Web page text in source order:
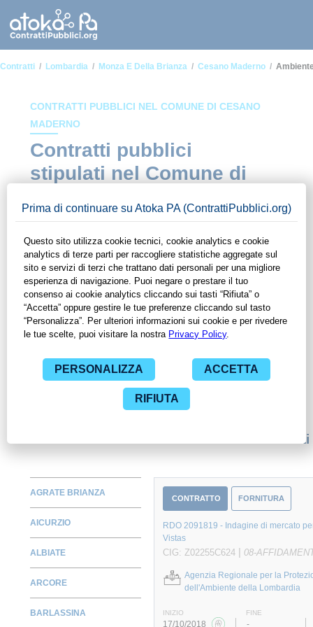
Contratti Lombardia Monza E Della Brianza Cesano Maderno
CONTRATTI PUBBLICI NEL COMUNE DI CESANO
MADERNO
Contratti pubblici
stipulati nel Comune di
ambito Ambiente e
territorio
In questa sezione del sito di ContrattiPubblici.org potrai avere
ad alcuni dei contratti presenti nella piattaforma stipulati
all'interno del Comune di Cesano Maderno in ambito
Ambiente e territorio. Grazie alle funzionalità di
ContrattiPubblici.org potrai monitorare la scadenza dei
contratti pubblici di tuo interesse e programmare la tua attività
commerciale con le Pubbliche Amministrazioni con largo
giorni di prova gratuiti per avere l'opportunità di conoscere e
consultare tutti i dati inerenti ai contratti stipulati da una
specifica PA, compresi gli affidamenti diretti.
Monitora alcuni
AGRATE BRIANZA
AICURZIO
ALBIATE
ARCORE
BARLASSINA
CONTRATTO FORNITURA
RDO 2091819 - Indagine di mercato
Vistas
CIG: Z02255C624 | 08-
Agenzia Regionale per la
dell'Ambiente della Lombardia
INIZIO FINE
17/10/2018 -